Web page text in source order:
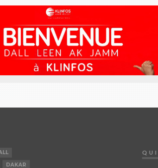
DAKAR